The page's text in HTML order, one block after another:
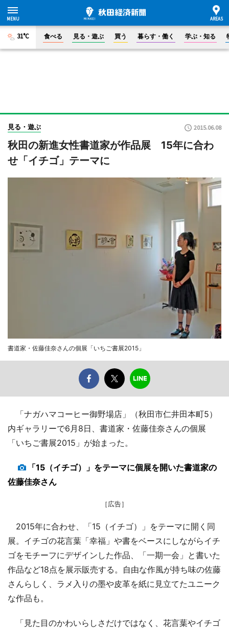
31°C 食べる 見る・遊ぶ 買う 暮らす・働く 学ぶ・知る
見る・遊ぶ 2015.06.08
秋田の新進女性書道家が作品展 15年に合わ
せ「イチゴ」テーマに
書道家・佐藤佳奈さんの個展「いちご書展2015」
「ナガハマコーヒー御野場店」（秋田市仁井田本町5）
内ギャラリーで6月8日、書道家・佐藤佳奈さんの個展
「いちご書展2015」が始まった。
「15（イチゴ）」をテーマに個展を開いた書道家の
佐藤佳奈さん
［広告］
2015年に合わせ、「15（イチゴ）」をテーマに開く同
展。イチゴの花言葉「幸福」や書をベースにしながらイチ
ゴをモチーフにデザインした作品、「一期一会」と書いた
作品など18点を展示販売する。自由な作風が持ち味の佐藤
さんらしく、ラメ入りの墨や皮革を紙に見立てたユニーク
な作品も。
「見た目のかわいらしさだけではなく、花言葉やイチゴ